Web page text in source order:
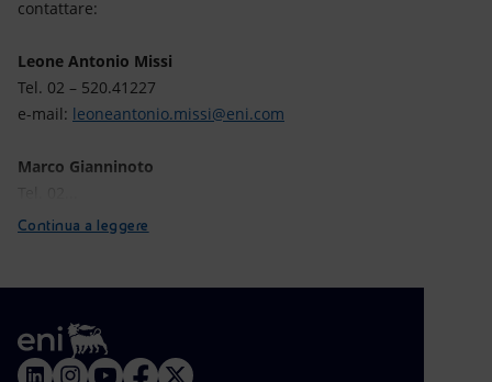
contattare:
Leone Antonio Missi
Tel. 02 – 520.41227
e-mail: leoneantonio.missi@eni.com
Marco Gianninoto
Continua a leggere